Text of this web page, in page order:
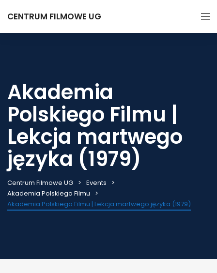
CENTRUM FILMOWE UG
Akademia
Polskiego Filmu |
Lekcja martwego
języka (1979)
Centrum Filmowe UG
Events
Akademia Polskiego Filmu
Akademia Polskiego Filmu | Lekcja martwego języka (1979)